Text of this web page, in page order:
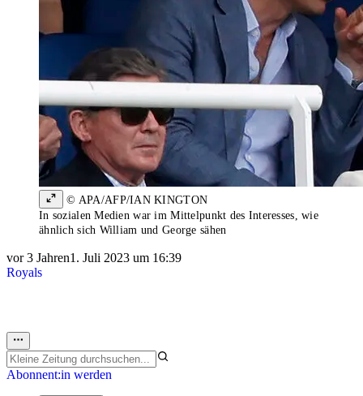
© APA/AFP/IAN KINGTON
In sozialen Medien war im Mittelpunkt des Interesses, wie
ähnlich sich William und George sähen
vor 3 Jahren1. Juli 2023 um 16:39
Royals
Abonnent:in werden